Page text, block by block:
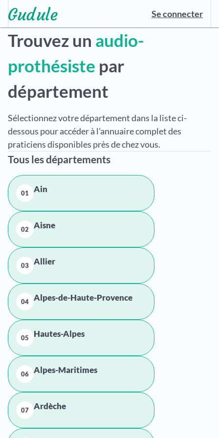
Se connecter
Trouvez un audio-
prothésiste par
département
Sélectionnez votre département dans la liste ci-
dessous pour accéder à l'annuaire complet des
praticiens disponibles près de chez vous.
Tous les départements
01 Ain
02 Aisne
03 Allier
04 Alpes-de-Haute-Provence
05 Hautes-Alpes
06 Alpes-Maritimes
07 Ardèche